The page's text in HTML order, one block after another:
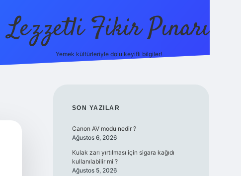
Lezzetli Fikir Pınarı
Yemek kültürleriyle dolu keyifli bilgiler!
SIDEBAR
SON YAZILAR
Canon AV modu nedir ?
Ağustos 6, 2026
Kulak zarı yırtılması için sigara kağıdı
kullanılabilir mi ?
Ağustos 5, 2026